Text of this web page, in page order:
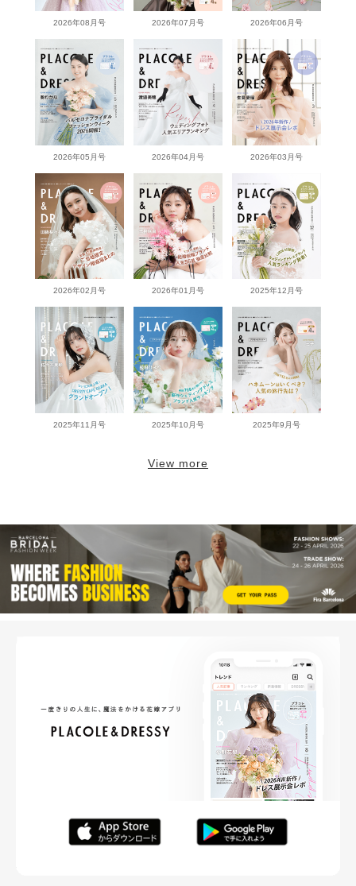
2026年08月号 2026年07月号 2026年06月号
2026年05月号 2026年04月号 2026年03月号
2026年02月号 2026年01月号 2025年12月号
2025年11月号 2025年10月号 2025年9月号
View more